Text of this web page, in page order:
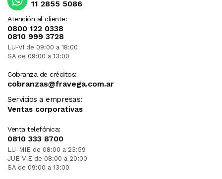
Atención al cliente:
0800 122 0338
0810 999 3728
LU-VI de 09:00 a 18:00
SA de 09:00 a 13:00
Cobranza de créditos:
cobranzas@fravega.com.ar
Servicios a empresas:
Ventas corporativas
Venta telefónica:
0810 333 8700
LU-MIE de 08:00 a 23:59
JUE-VIE de 08:00 a 20:00
SA de 09:00 a 13:00
11 2855 5086